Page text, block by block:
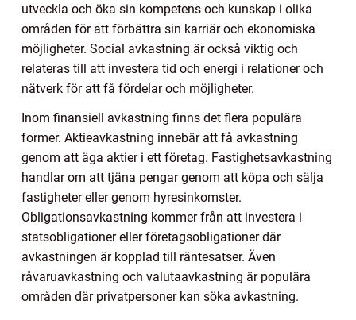
utveckla och öka sin kompetens och kunskap i olika
områden för att förbättra sin karriär och ekonomiska
möjligheter. Social avkastning är också viktig och
relateras till att investera tid och energi i relationer och
nätverk för att få fördelar och möjligheter.
Inom finansiell avkastning finns det flera populära
former. Aktieavkastning innebär att få avkastning
genom att äga aktier i ett företag. Fastighetsavkastning
handlar om att tjäna pengar genom att köpa och sälja
fastigheter eller genom hyresinkomster.
Obligationsavkastning kommer från att investera i
statsobligationer eller företagsobligationer där
avkastningen är kopplad till räntesatser. Även
råvaruavkastning och valutaavkastning är populära
områden där privatpersoner kan söka avkastning.